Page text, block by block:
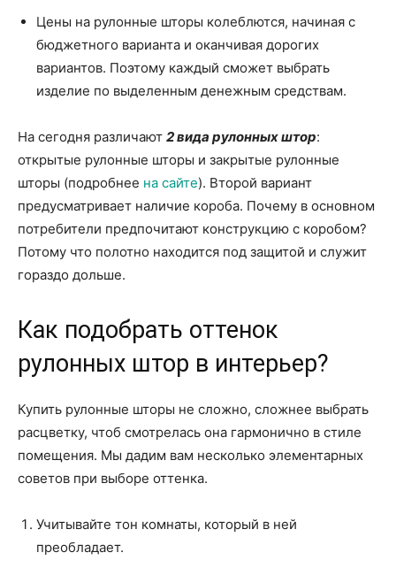
Цены на рулонные шторы колеблются, начиная с
бюджетного варианта и оканчивая дорогих
вариантов. Поэтому каждый сможет выбрать
изделие по выделенным денежным средствам.
На сегодня различают 2 вида рулонных штор:
открытые рулонные шторы и закрытые рулонные
шторы (подробнее на сайте). Второй вариант
предусматривает наличие короба. Почему в основном
потребители предпочитают конструкцию с коробом?
Потому что полотно находится под защитой и служит
гораздо дольше.
Как подобрать оттенок
рулонных штор в интерьер?
Купить рулонные шторы не сложно, сложнее выбрать
расцветку, чтоб смотрелась она гармонично в стиле
помещения. Мы дадим вам несколько элементарных
советов при выборе оттенка.
Учитывайте тон комнаты, который в ней
преобладает.